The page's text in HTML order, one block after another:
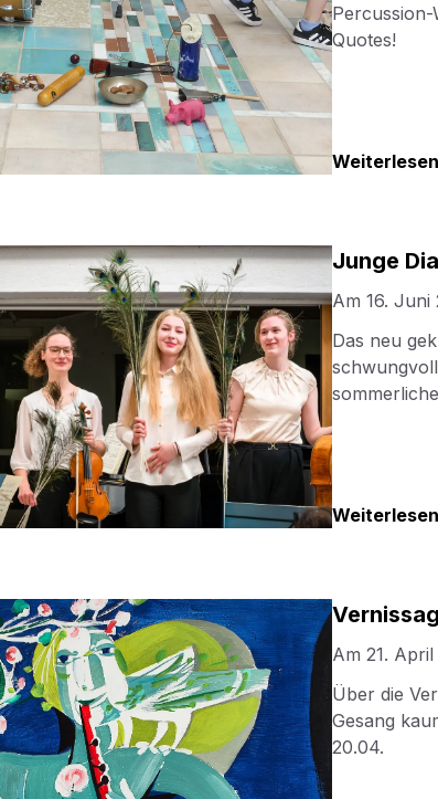
Quotes!
Weiterlesen
Junge
Am 16. Juni
Das neu
Weiterlesen
Am 21.
Über die
Gesang
20.04.